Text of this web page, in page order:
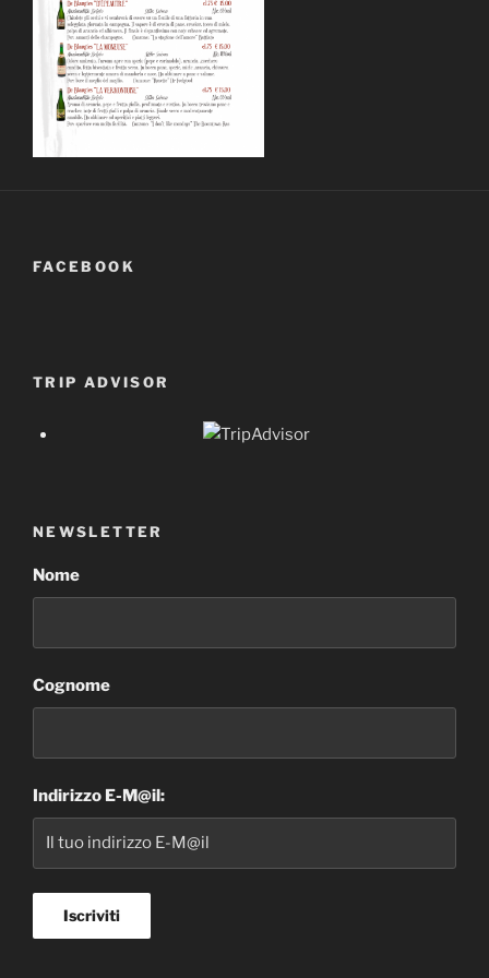
FACEBOOK
TRIP ADVISOR
NEWSLETTER
Nome
Cognome
Indirizzo E-M@il: